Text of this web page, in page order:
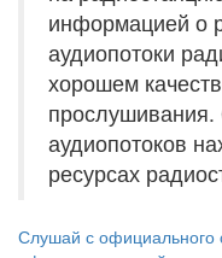
информацией о
аудиопотоки
хорошем
аудиопотоков
ресурсах
Слушай с официального